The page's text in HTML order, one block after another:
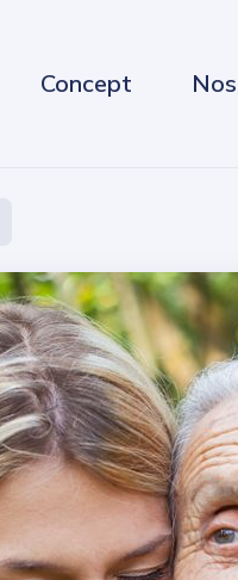
Concept